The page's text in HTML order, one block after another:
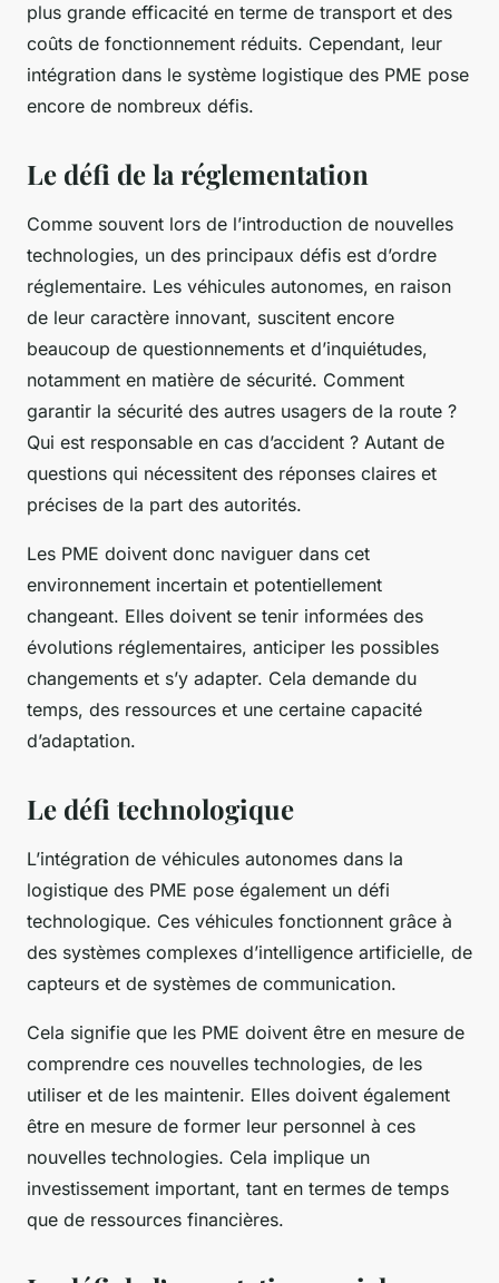
plus grande efficacité en terme de transport et des
coûts de fonctionnement réduits. Cependant, leur
intégration dans le système logistique des PME pose
encore de nombreux défis.
Le défi de la réglementation
Comme souvent lors de l’introduction de nouvelles
technologies, un des principaux défis est d’ordre
réglementaire. Les véhicules autonomes, en raison
de leur caractère innovant, suscitent encore
beaucoup de questionnements et d’inquiétudes,
notamment en matière de sécurité. Comment
garantir la sécurité des autres usagers de la route ?
Qui est responsable en cas d’accident ? Autant de
questions qui nécessitent des réponses claires et
précises de la part des autorités.
Les PME doivent donc naviguer dans cet
environnement incertain et potentiellement
changeant. Elles doivent se tenir informées des
évolutions réglementaires, anticiper les possibles
changements et s’y adapter. Cela demande du
temps, des ressources et une certaine capacité
d’adaptation.
Le défi technologique
L’intégration de véhicules autonomes dans la
logistique des PME pose également un défi
technologique. Ces véhicules fonctionnent grâce à
des systèmes complexes d’intelligence artificielle, de
capteurs et de systèmes de communication.
Cela signifie que les PME doivent être en mesure de
comprendre ces nouvelles technologies, de les
utiliser et de les maintenir. Elles doivent également
être en mesure de former leur personnel à ces
nouvelles technologies. Cela implique un
investissement important, tant en termes de temps
que de ressources financières.